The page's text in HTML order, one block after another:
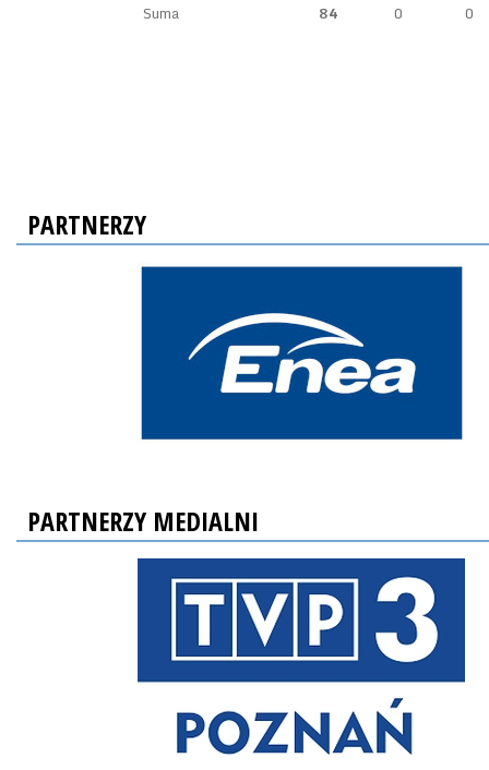
Suma
84 0 0
PARTNERZY
PARTNERZY MEDIALNI